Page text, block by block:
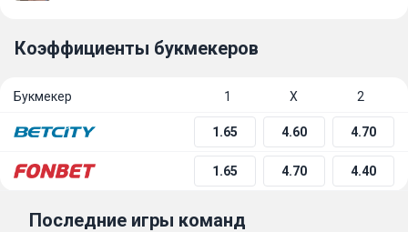
Коэффициенты букмекеров
Букмекер 1 Х 2
1.65 4.60 4.70
1.65 4.70 4.40
Последние игры команд